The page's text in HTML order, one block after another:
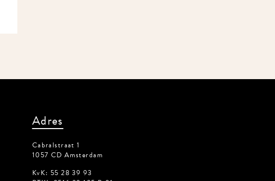
Adres
Cabralstraat 1
1057 CD Amsterdam
KvK: 55 28 39 93